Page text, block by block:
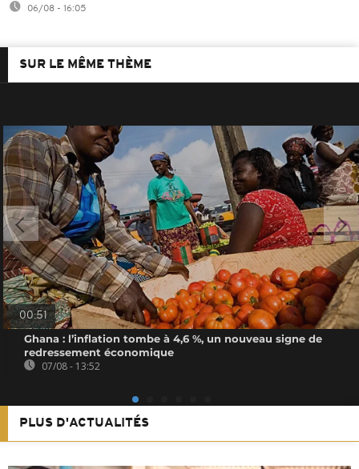
06/08 - 16:05
SUR LE MÊME THÈME
00:51
Ghana : l’inflation tombe à 4,6 %, un nouveau signe de
redressement économique
07/08 - 13:52
PLUS D'ACTUALITÉS